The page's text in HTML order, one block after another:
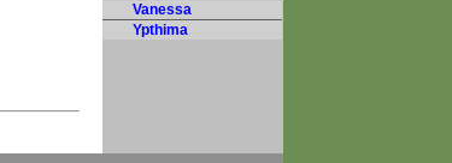
Vanessa
Ypthima